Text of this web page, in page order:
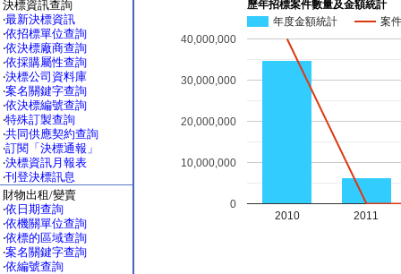
決標資訊查詢
‧最新決標資訊
‧依招標單位查詢
‧依決標廠商查詢
‧依採購屬性查詢
‧決標公司資料庫
‧案名關鍵字查詢
‧依決標編號查詢
‧特殊訂製查詢
‧共同供應契約查詢
‧訂閱「決標通報」
‧決標資訊月報表
‧刊登決標訊息
財物出租/變賣
‧依日期查詢
‧依機關單位查詢
‧依標的區域查詢
‧案名關鍵字查詢
‧依編號查詢
歷年招標案件數量及金額統計
年度金額統計
案
2010 2011
0
10,000,000
20,000,000
30,000,000
40,000,000